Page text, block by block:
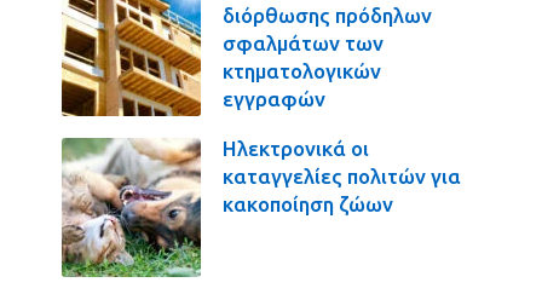
διόρθωσης πρόδηλων
σφαλμάτων των
κτηματολογικών
εγγραφών
Ηλεκτρονικά οι
καταγγελίες πολιτών για
κακοποίηση ζώων